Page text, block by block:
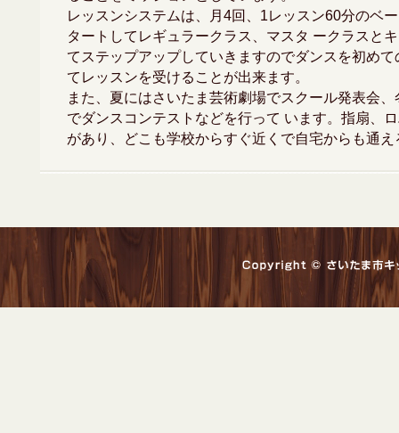
レッスンシステムは、月4回、1レッスン60分のベ
タートしてレギュラークラス、マスタ ークラスと
てステップアップしていきますのでダンスを初め
てレッスンを受けることが出来ます。
また、夏にはさいたま芸術劇場でスクール発表会
でダンスコンテストなどを行って います。指扇、
があり、どこも学校からすぐ近くで自宅からも通え